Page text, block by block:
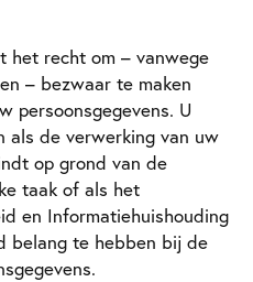
het recht om – vanwege
– bezwaar te maken
persoonsgegevens. U
als de verwerking van uw
op grond van de
taak of als het
en Informatiehuishouding
belang te hebben bij de